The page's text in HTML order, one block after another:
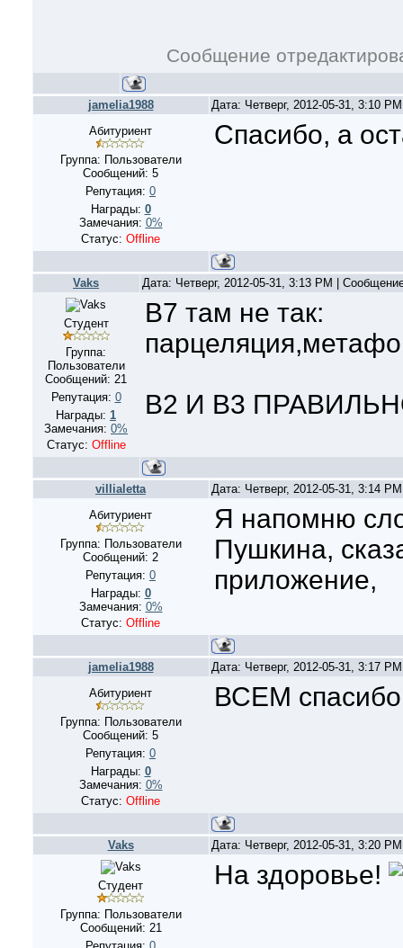
Сообщение
jamelia1988
Дата: Четверг, 2012-05-31, 3:10
Абитуриент
Группа: Пользователи
Сообщений: 5
Репутация: 0
Награды: 0
Замечания: 0%
Статус: Offline
Спасибо, а
Vaks Дата: Четверг, 2012-05-31, 3:13 PM |
Студент
Группа:
Пользователи
Сообщений: 21
Репутация: 0
Награды: 1
Замечания: 0%
Статус: Offline
В7 там не так:
В2 И В3
villialetta
Дата: Четверг, 2012-05-31, 3:14
Абитуриент
Группа: Пользователи
Сообщений: 2
Репутация: 0
Награды: 0
Замечания: 0%
Статус: Offline
Я напомню
Пушкина,
приложение,
jamelia1988
Дата: Четверг, 2012-05-31, 3:17
Абитуриент
Группа: Пользователи
Сообщений: 5
Репутация: 0
Награды: 0
Замечания: 0%
Статус: Offline
ВСЕМ
Vaks Дата: Четверг, 2012-05-31, 3:20
Студент
Группа: Пользователи
Сообщений: 21
На здоровье!